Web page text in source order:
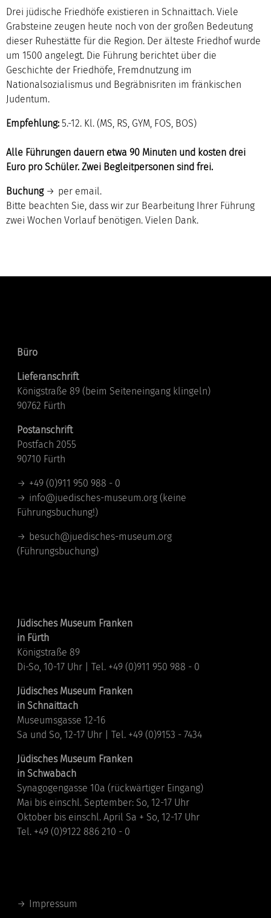
Drei jüdische Friedhöfe existieren in Schnaittach. Viele
Grabsteine zeugen heute noch von der großen Bedeutung
dieser Ruhestätte für die Region. Der älteste Friedhof wurde
um 1500 angelegt. Die Führung berichtet über die
Geschichte der Friedhöfe, Fremdnutzung im
Nationalsozialismus und Begräbnisriten im fränkischen
Judentum.
Empfehlung: 5.-12. Kl. (MS, RS, GYM, FOS, BOS)
Alle Führungen dauern etwa 90 Minuten und kosten drei
Euro pro Schüler. Zwei Begleitpersonen sind frei.
Buchung per email.
Bitte beachten Sie, dass wir zur Bearbeitung Ihrer Führung
zwei Wochen Vorlauf benötigen. Vielen Dank.
Büro
Lieferanschrift
Königstraße 89 (beim Seiteneingang klingeln)
90762 Fürth
Postanschrift
Postfach 2055
90710 Fürth
+49 (0)911 950 988 - 0
info@juedisches-museum.org (keine
Führungsbuchung!)
besuch@juedisches-museum.org
(Führungsbuchung)
Jüdisches Museum Franken
in Fürth
Königstraße 89
Di-So, 10-17 Uhr | Tel. +49 (0)911 950 988 - 0
Jüdisches Museum Franken
in Schnaittach
Museumsgasse 12-16
Sa und So, 12-17 Uhr | Tel. +49 (0)9153 - 7434
Jüdisches Museum Franken
in Schwabach
Synagogengasse 10a (rückwärtiger Eingang)
Mai bis einschl. September: So, 12-17 Uhr
Oktober bis einschl. April Sa + So, 12-17 Uhr
Tel. +49 (0)9122 886 210 - 0
Impressum